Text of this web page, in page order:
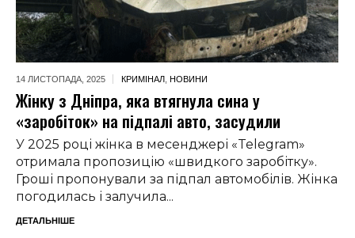
14 ЛИСТОПАДА, 2025 КРИМІНАЛ, НОВИНИ
Жінку з Дніпра, яка втягнула сина у
«заробіток» на підпалі авто, засудили
У 2025 році жінка в месенджері «Telegram»
отримала пропозицію «швидкого заробітку».
Гроші пропонували за підпал автомобілів. Жінка
погодилась і залучила...
ДЕТАЛЬНІШЕ